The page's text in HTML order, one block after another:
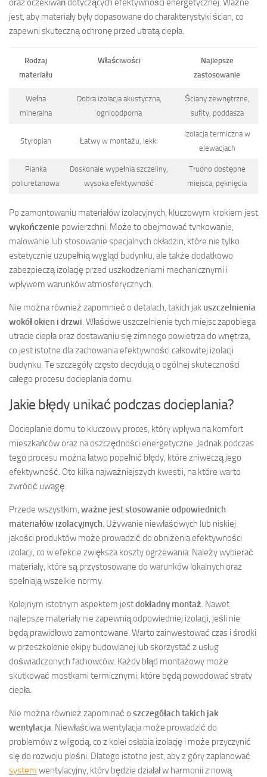
jest, aby materiały były dopasowane do charakterystyki ścian, co
zapewni skuteczną ochronę przed utratą ciepła.
Rodzaj
materiału
Właściwości
Najlepsze
zastosowanie
Wełna
mineralna
Dobra izolacja akustyczna,
ognioodporna
Ściany zewnętrzne,
sufity, poddasza
Styropian Łatwy w montażu, lekki
Izolacja termiczna w
elewacjach
Pianka
poliuretanowa
Doskonale wypełnia szczeliny,
wysoka efektywność
Trudno dostępne
miejsca, pęknięcia
Po zamontowaniu materiałów izolacyjnych, kluczowym krokiem jest
wykończenie powierzchni. Może to obejmować tynkowanie,
malowanie lub stosowanie specjalnych okładzin, które nie tylko
estetycznie uzupełnią wygląd budynku, ale także dodatkowo
zabezpieczą izolację przed uszkodzeniami mechanicznymi i
wpływem warunków atmosferycznych.
Nie można również zapomnieć o detalach, takich jak uszczelnienia
wokół okien i drzwi. Właściwe uszczelnienie tych miejsc zapobiega
utracie ciepła oraz dostawaniu się zimnego powietrza do wnętrza,
co jest istotne dla zachowania efektywności całkowitej izolacji
budynku. Te szczegóły często decydują o ogólnej skuteczności
całego procesu docieplania domu.
Jakie błędy unikać podczas docieplania?
Docieplanie domu to kluczowy proces, który wpływa na komfort
mieszkańców oraz na oszczędności energetyczne. Jednak podczas
tego procesu można łatwo popełnić błędy, które zniweczą jego
efektywność. Oto kilka najważniejszych kwestii, na które warto
zwrócić uwagę.
Przede wszystkim, ważne jest stosowanie odpowiednich
materiałów izolacyjnych. Używanie niewłaściwych lub niskiej
jakości produktów może prowadzić do obniżenia efektywności
izolacji, co w efekcie zwiększa koszty ogrzewania. Należy wybierać
materiały, które są przystosowane do warunków lokalnych oraz
spełniają wszelkie normy.
Kolejnym istotnym aspektem jestdokładny montaż. Nawet
najlepsze materiały nie zapewnią odpowiedniej izolacji, jeśli nie
będą prawidłowo zamontowane. Warto zainwestować czas i środki
w przeszkolenie ekipy budowlanej lub skorzystać z usług
doświadczonych fachowców. Każdy błąd montażowy może
skutkować mostkami termicznymi, które będą powodować straty
ciepła.
Nie można również zapominać o szczegółach takich jak
wentylacja. Niewłaściwa wentylacja może prowadzić do
problemów z wilgocią, co z kolei osłabia izolację i może przyczynić
się do rozwoju pleśni. Dlatego istotne jest, aby z góry zaplanować
system wentylacyjny, który będzie działał w harmonii z nową